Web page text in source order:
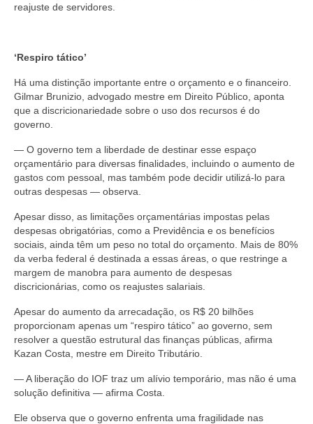
reajuste de servidores.
‘Respiro tático’
Há uma distinção importante entre o orçamento e o financeiro.
Gilmar Brunizio, advogado mestre em Direito Público, aponta
que a discricionariedade sobre o uso dos recursos é do
governo.
— O governo tem a liberdade de destinar esse espaço
orçamentário para diversas finalidades, incluindo o aumento de
gastos com pessoal, mas também pode decidir utilizá-lo para
outras despesas — observa.
Apesar disso, as limitações orçamentárias impostas pelas
despesas obrigatórias, como a Previdência e os benefícios
sociais, ainda têm um peso no total do orçamento. Mais de 80%
da verba federal é destinada a essas áreas, o que restringe a
margem de manobra para aumento de despesas
discricionárias, como os reajustes salariais.
Apesar do aumento da arrecadação, os R$ 20 bilhões
proporcionam apenas um “respiro tático” ao governo, sem
resolver a questão estrutural das finanças públicas, afirma
Kazan Costa, mestre em Direito Tributário.
— A liberação do IOF traz um alívio temporário, mas não é uma
solução definitiva — afirma Costa.
Ele observa que o governo enfrenta uma fragilidade nas